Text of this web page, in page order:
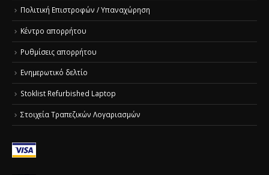
Πολιτική Επιστροφών / Υπαναχώρηση
Κέντρο απορρήτου
Ρυθμίσεις απορρήτου
Ενημερωτικό δελτίο
Stoklist Refurbished Laptop
Στοιχεία Τραπεζικών Λογαριασμών